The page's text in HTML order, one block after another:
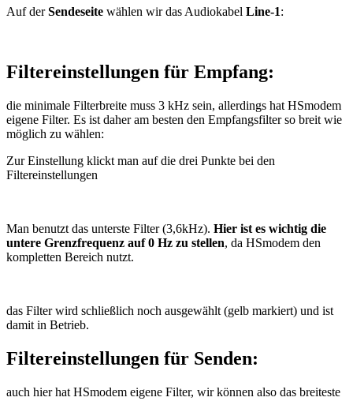
Auf derSendeseite wählen wir das Audiokabel Line-1:
Filtereinstellungen für Empfang:
die minimale Filterbreite muss 3 kHz sein, allerdings hat HSmodem
eigene Filter. Es ist daher am besten den Empfangsfilter so breit wie
möglich zu wählen:
Zur Einstellung klickt man auf die drei Punkte bei den
Filtereinstellungen
Man benutzt das unterste Filter (3,6kHz). Hier ist es wichtig die
untere Grenzfrequenz auf 0 Hz zu stellen, da HSmodem den
kompletten Bereich nutzt.
das Filter wird schließlich noch ausgewählt (gelb markiert) und ist
damit in Betrieb.
Filtereinstellungen für Senden:
auch hier hat HSmodem eigene Filter, wir können also das breiteste